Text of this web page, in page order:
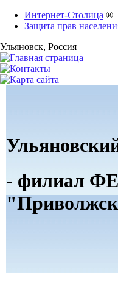
Интернет-Столица ®
Защита прав
Ульяновск, Россия
- филиал